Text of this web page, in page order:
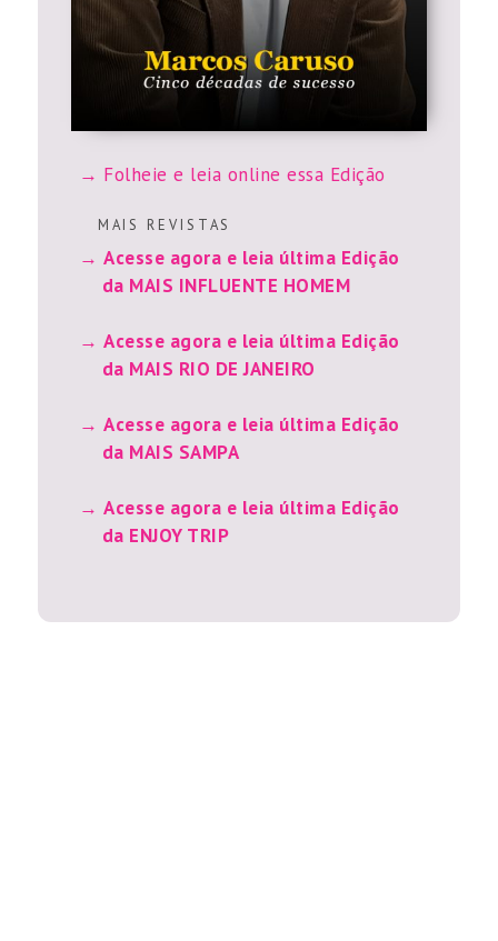
Folheie e leia online essa Edição
M A I S R E V I S T A S
Acesse agora e leia última Edição
da MAIS INFLUENTE HOMEM
Acesse agora e leia última Edição
da MAIS RIO DE JANEIRO
Acesse agora e leia última Edição
da MAIS SAMPA
Acesse agora e leia última Edição
da ENJOY TRIP